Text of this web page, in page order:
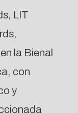
LIT
la Bienal
con
y